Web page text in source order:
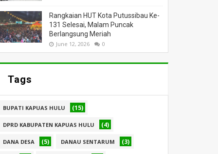
Rangkaian HUT Kota Putussibau Ke-
131 Selesai, Malam Puncak
Berlangsung Meriah
June 12, 2026 0
Tags
BUPATI KAPUAS HULU (15)
DPRD KABUPATEN KAPUAS HULU (4)
DANA DESA (5) DANAU SENTARUM (3)